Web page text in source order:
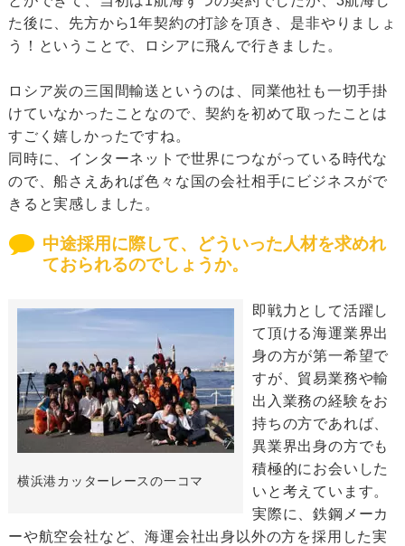
た後に、先方から1年契約の打診を頂き、是非やりましょ
う！ということで、ロシアに飛んで行きました。
ロシア炭の三国間輸送というのは、同業他社も一切手掛
けていなかったことなので、契約を初めて取ったことは
すごく嬉しかったですね。
同時に、インターネットで世界につながっている時代な
ので、船さえあれば色々な国の会社相手にビジネスがで
きると実感しました。
中途採用に際して、どういった人材を求めれ
ておられるのでしょうか。
横浜港カッターレースの一コマ
即戦力として活躍し
て頂ける海運業界出
身の方が第一希望で
すが、貿易業務や輸
出入業務の経験をお
持ちの方であれば、
異業界出身の方でも
積極的にお会いした
いと考えています。
実際に、鉄鋼メーカ
ーや航空会社など、海運会社出身以外の方を採用した実